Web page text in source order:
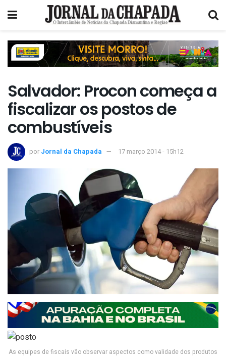
Salvador: Procon começa a
fiscalizar os postos de
combustíveis
por Jornal da Chapada 17 março 2014 - 15h12
As equipes de fiscais vão observar aspectos como validade dos produtos